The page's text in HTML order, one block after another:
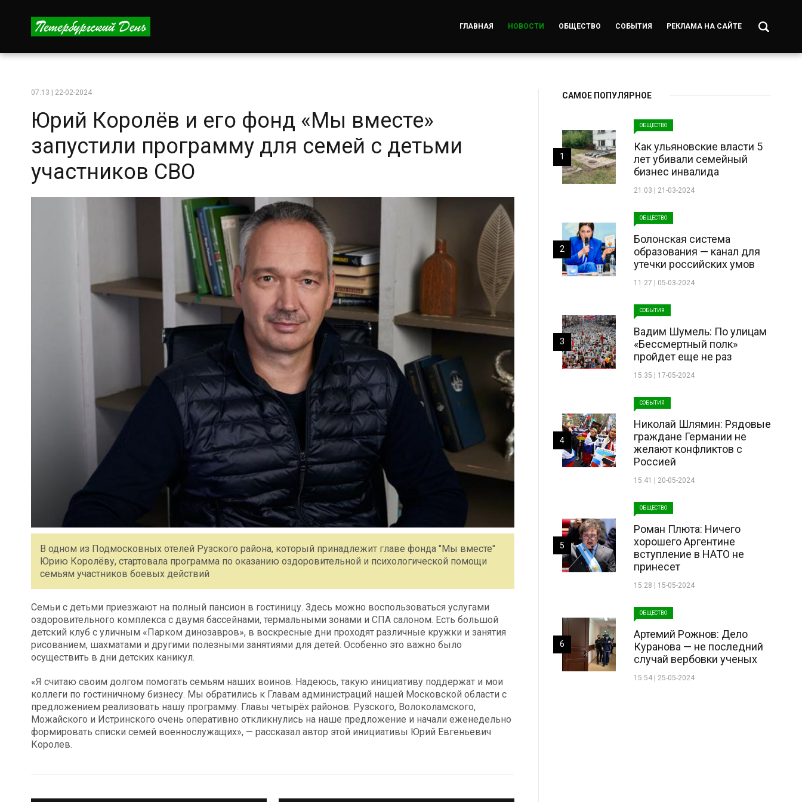
ГЛАВНАЯ НОВОСТИ ОБЩЕСТВО СОБЫТИЯ РЕКЛАМА НА САЙТЕ
07:13 | 22-02-2024
Юрий Королёв и его фонд «Мы вместе»
запустили программу для семей с детьми
участников СВО
В одном из Подмосковных отелей Рузского района, который принадлежит главе фонда "Мы вместе"
Юрию Королёву, стартовала программа по оказанию оздоровительной и психологической помощи
семьям участников боевых действий
Семьи с детьми приезжают на полный пансион в гостиницу. Здесь можно воспользоваться услугами
оздоровительного комплекса с двумя бассейнами, термальными зонами и СПА салоном. Есть большой
детский клуб с уличным «Парком динозавров», в воскресные дни проходят различные кружки и занятия
рисованием, шахматами и другими полезными занятиями для детей. Особенно это важно было
осуществить в дни детских каникул.
«Я считаю своим долгом помогать семьям наших воинов. Надеюсь, такую инициативу поддержат и мои
коллеги по гостиничному бизнесу. Мы обратились к Главам администраций нашей Московской области с
предложением реализовать нашу программу. Главы четырёх районов: Рузского, Волоколамского,
Можайского и Истринского очень оперативно откликнулись на наше предложение и начали еженедельно
формировать списки семей военнослужащих», — рассказал автор этой инициативы Юрий Евгеньевич
Королев.
САМОЕ ПОПУЛЯРНОЕ
ОБЩЕСТВО
Как ульяновские власти 5
лет убивали семейный
бизнес инвалида
21:03 | 21-03-2024
1
ОБЩЕСТВО
Болонская система
образования — канал для
утечки российских умов
11:27 | 05-03-2024
2
СОБЫТИЯ
Вадим Шумель: По улицам
«Бессмертный полк»
пройдет еще не раз
15:35 | 17-05-2024
3
СОБЫТИЯ
Николай Шлямин: Рядовые
граждане Германии не
желают конфликтов с
Россией
15:41 | 20-05-2024
4
ОБЩЕСТВО
Роман Плюта: Ничего
хорошего Аргентине
вступление в НАТО не
принесет
15:28 | 15-05-2024
5
ОБЩЕСТВО
Артемий Рожнов: Дело
Куранова — не последний
случай вербовки ученых
15:54 | 25-05-2024
6